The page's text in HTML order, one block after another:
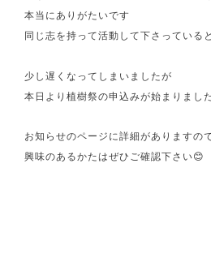
本当にありがたいです
同じ志を持って活動して下さっている
少し遅くなってしまいましたが
本日より植樹祭の申込みが始まりまし
お知らせのページに詳細がありますの
興味のあるかたはぜひご確認下さい😊